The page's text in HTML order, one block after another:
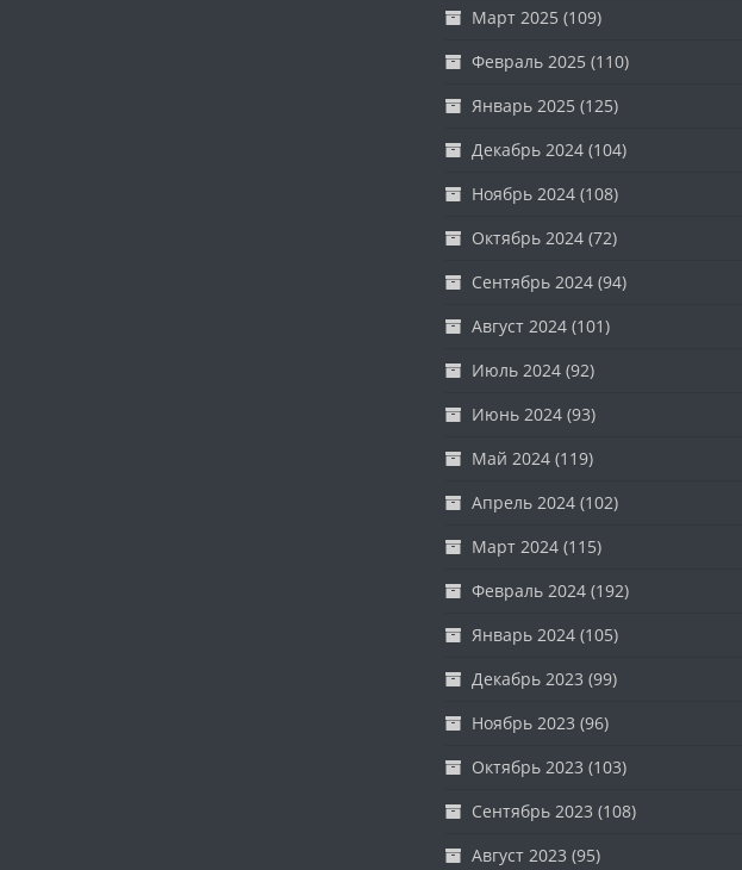
Март 2025 (109)
Февраль 2025 (110)
Январь 2025 (125)
Декабрь 2024(104)
Ноябрь 2024(108)
Октябрь 2024(72)
Сентябрь 2024(94)
Август 2024(101)
Июль 2024(92)
Июнь 2024(93)
Май 2024(119)
Апрель 2024(102)
Март 2024(115)
Февраль 2024(192)
Январь 2024(105)
Декабрь 2023 (99)
Ноябрь 2023 (96)
Октябрь 2023 (103)
Сентябрь 2023 (108)
Август 2023 (95)